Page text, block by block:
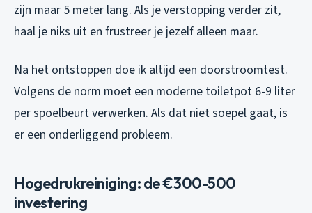
zijn maar 5 meter lang. Als je verstopping verder zit,
haal je niks uit en frustreer je jezelf alleen maar.
Na het ontstoppen doe ik altijd een doorstroomtest.
Volgens de norm moet een moderne toiletpot 6-9 liter
per spoelbeurt verwerken. Als dat niet soepel gaat, is
er een onderliggend probleem.
Hogedrukreiniging: de €300-500
investering